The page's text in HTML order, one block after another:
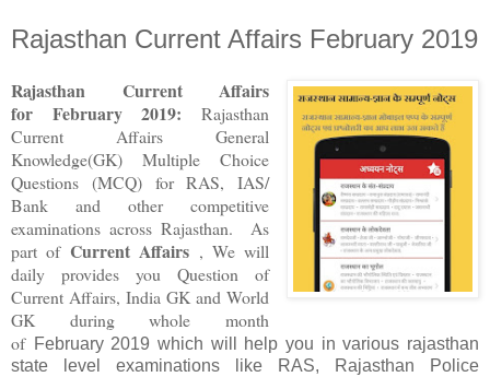
Rajasthan Current Affairs February 2019
Rajasthan Current Affairs
forFebruary 2019:Rajasthan
Current Affairs General
Knowledge(GK) Multiple Choice
Questions (MCQ) for RAS, IAS/
Bank and other competitive
examinations across Rajasthan. As
part ofCurrent Affairs , We will
daily provides you Question of
Current Affairs, India GK and World
GK during whole month
of February 2019 which will help you in various rajasthan
state level examinations like RAS, Rajasthan Police